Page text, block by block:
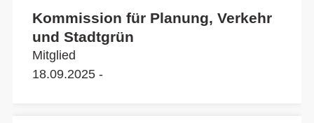
Kommission für Planung, Verkehr
und Stadtgrün
Mitglied
18.09.2025 -